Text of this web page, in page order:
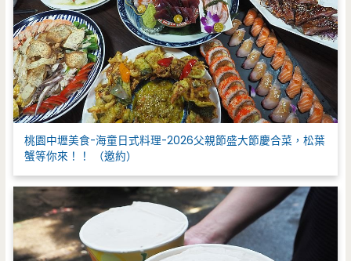
桃園中壢美食-海童日式料理-2026父親節盛大節慶合菜，松葉
蟹等你來！！ （邀約）